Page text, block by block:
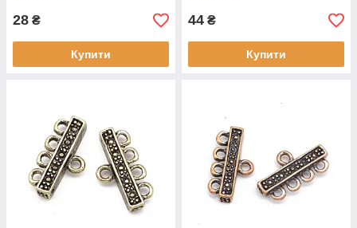
28 ₴
Купити
44 ₴
Купити